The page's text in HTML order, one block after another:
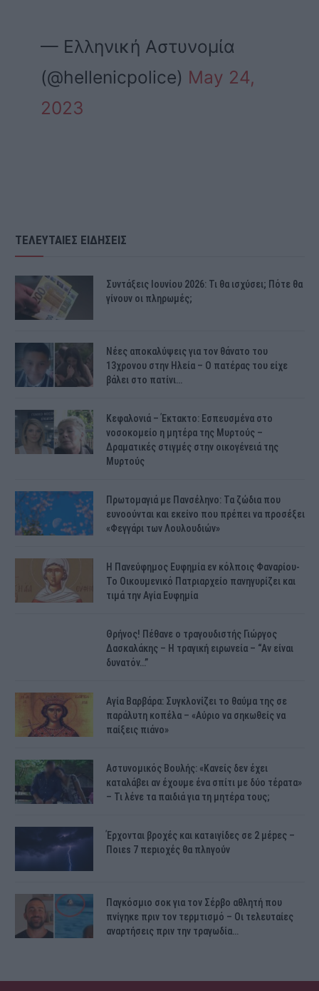
— Ελληνική Αστυνομία
(@hellenicpolice) May 24,
2023
ΤΕΛΕΥΤΑΙΕΣ ΕΙΔΗΣΕΙΣ
Συντάξεις Ιουνίου 2026: Τι θα ισχύσει; Πότε θα
γίνουν οι πληρωμές;
Νέες αποκαλύψεις για τον θάνατο του
13χρονου στην Ηλεία – Ο πατέρας του είχε
βάλει στο πατίνι…
Κεφαλονιά – Έκτακτο: Εσπευσμένα στο
νοσοκομείο η μητέρα της Μυρτούς –
Δραματικές στιγμές στην οικογένειά της
Μυρτούς
Πρωτομαγιά με Πανσέληνο: Τα ζώδια που
ευνοούνται και εκείνο που πρέπει να προσέξει
«Φεγγάρι των Λουλουδιών»
H Πανεύφημος Ευφημία εν κόλποις Φαναρίου-
Το Οικουμενικό Πατριαρχείο πανηγυρίζει και
τιμά την Αγία Ευφημία
Θρήνος! Πέθανε ο τραγουδιστής Γιώργος
Δασκαλάκης – Η τραγική ειρωνεία – “Αν είναι
δυνατόν…”
Αγία Βαρβάρα: Συγκλονίζει το θαύμα της σε
παράλυτη κοπέλα – «Αύριο να σηκωθείς να
παίξεις πιάνο»
Αστυνομικός Bουλής: «Κανείς δεν έχει
καταλάβει αν έχουμε ένα σπίτι με δύο τέρατα»
– Τι λένε τα παιδιά για τη μητέρα τους;
Έρχονται βροχές και κατaιγίδες σε 2 μέpες –
Ποιεs 7 πεpιοχές θα πλnγούν
Παγκόσμιο σοκ για τον Σέρβο αθλητή που
πνίγηκε πριν τον τερμτισμό – Οι τελευταίες
αναρτήσεις πριν την τραγωδία…